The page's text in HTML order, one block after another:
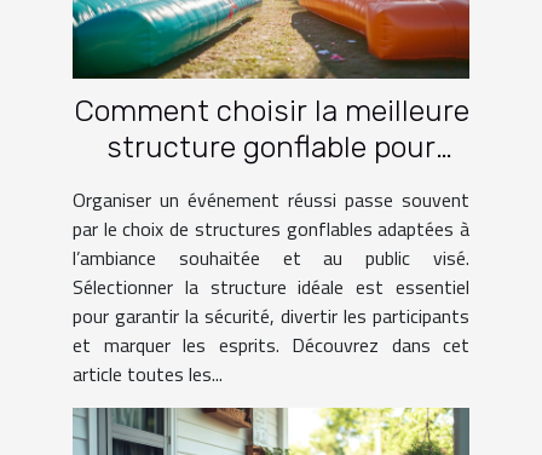
Comment choisir la meilleure
structure gonflable pour
votre événement ?
Organiser un événement réussi passe souvent
par le choix de structures gonflables adaptées à
l’ambiance souhaitée et au public visé.
Sélectionner la structure idéale est essentiel
pour garantir la sécurité, divertir les participants
et marquer les esprits. Découvrez dans cet
article toutes les...